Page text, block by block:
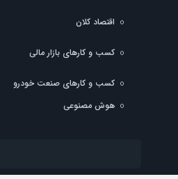
اقتصاد کلان
کسب و کارهای بازار مالی
کسب و کارهای صنعت خودرو
هوش مصنوعی